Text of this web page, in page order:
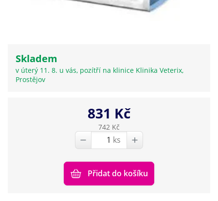
Skladem
v úterý 11. 8. u vás, pozítří na klinice Klinika Veterix,
Prostějov
831 Kč
742 Kč
ks
Přidat do košíku